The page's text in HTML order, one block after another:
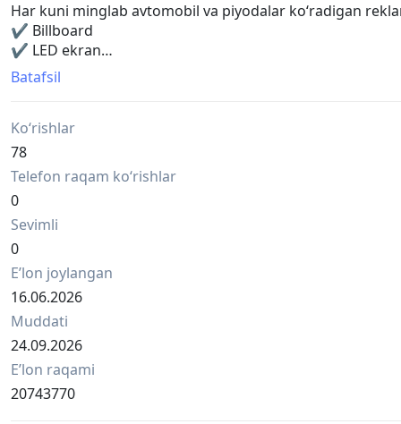
Har kuni minglab avtomobil va piyodalar ko‘radigan
✔ Billboard
✔ LED ekran
✔ Brendmauer
In Out Marketing Agentligi
Batafsil
Ko‘rishlar
78
Telefon raqam ko‘rishlar
0
Sevimli
0
Eʼlon joylangan
16.06.2026
Muddati
24.09.2026
Eʼlon raqami
20743770